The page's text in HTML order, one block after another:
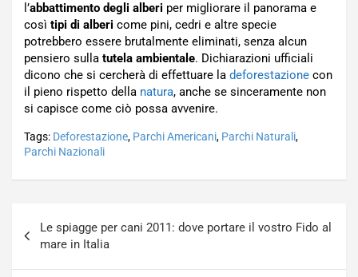
l’abbattimento degli alberi per migliorare il panorama e
così tipi di alberi come pini, cedri e altre specie
potrebbero essere brutalmente eliminati, senza alcun
pensiero sulla tutela ambientale. Dichiarazioni ufficiali
dicono che si cercherà di effettuare la deforestazione con
il pieno rispetto della natura, anche se sinceramente non
si capisce come ciò possa avvenire.
Tags: Deforestazione, Parchi Americani, Parchi Naturali,
Parchi Nazionali
articoli
Le spiagge per cani 2011: dove portare il vostro Fido al
mare in Italia